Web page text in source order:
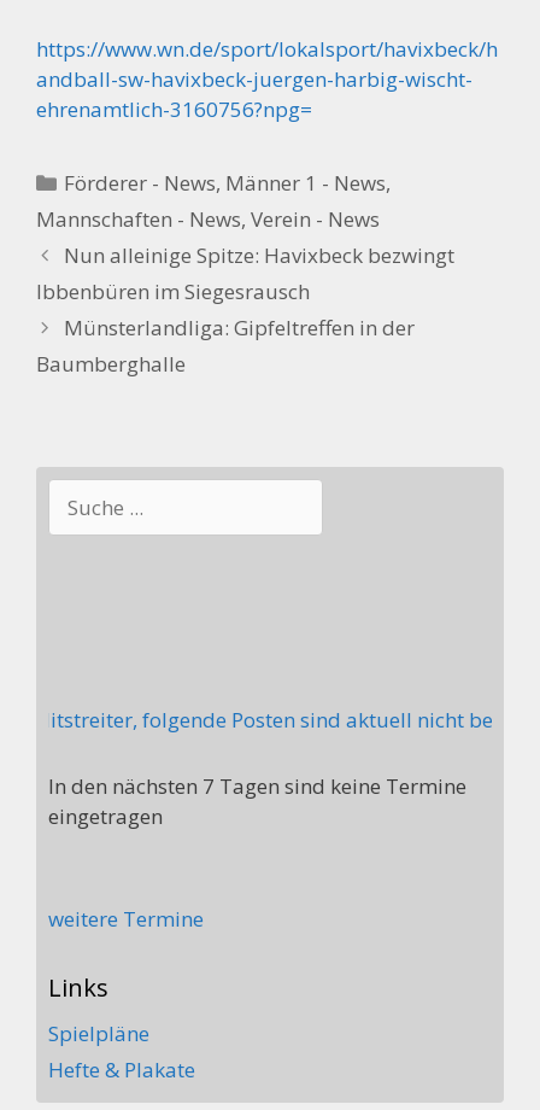
https://www.wn.de/sport/lokalsport/havixbeck/h
andball-sw-havixbeck-juergen-harbig-wischt-
ehrenamtlich-3160756?npg=
Kategorien
Förderer - News, Männer 1 - News,
Mannschaften - News, Verein - News
Nun alleinige Spitze: Havixbeck bezwingt
Ibbenbüren im Siegesrausch
Münsterlandliga: Gipfeltreffen in der
Baumberghalle
Suchen
folgende Posten sind aktuell nicht
In den nächsten 7 Tagen sind keine Termine
eingetragen
weitere Termine
Links
Spielpläne
Hefte & Plakate